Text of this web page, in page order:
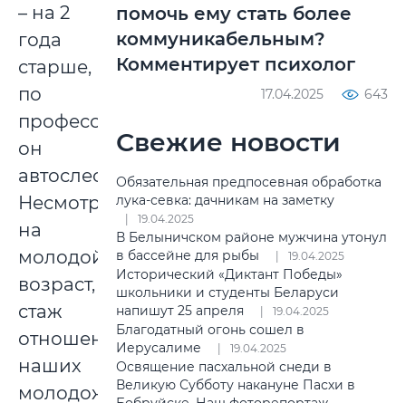
– на 2
года
старше,
по
профессии
он
автослесарь.
Несмотря
на
молодой
возраст,
стаж
отношений
наших
молодоженов
помочь ему стать более
коммуникабельным?
Комментирует психолог
17.04.2025 643
Свежие новости
Обязательная предпосевная обработка
лука-севка: дачникам на заметку
19.04.2025
В Белыничском районе мужчина утонул
в бассейне для рыбы
19.04.2025
Исторический «Диктант Победы»
школьники и студенты Беларуси
напишут 25 апреля
19.04.2025
Благодатный огонь сошел в
Иерусалиме
19.04.2025
Освящение пасхальной снеди в
Великую Субботу накануне Пасхи в